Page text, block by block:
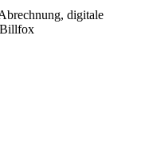
digitale